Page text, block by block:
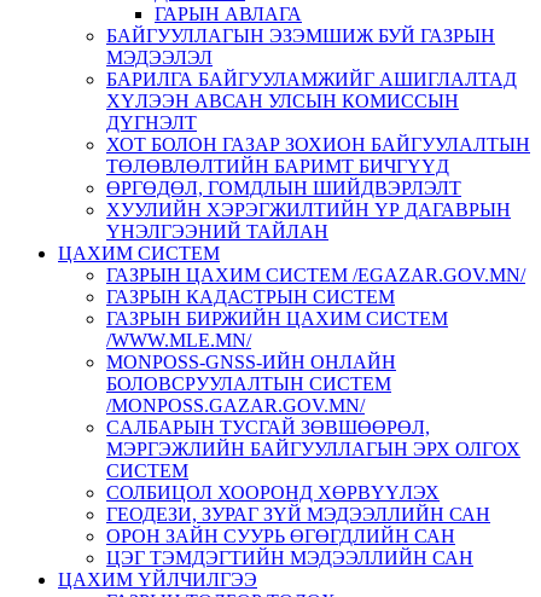
ГАРЫН АВЛАГА
БАЙГУУЛЛАГЫН ЭЗЭМШИЖ БУЙ ГАЗРЫН
МЭДЭЭЛЭЛ
БАРИЛГА БАЙГУУЛАМЖИЙГ АШИГЛАЛТАД
ХҮЛЭЭН АВСАН УЛСЫН КОМИССЫН
ДҮГНЭЛТ
ХОТ БОЛОН ГАЗАР ЗОХИОН БАЙГУУЛАЛТЫН
ТӨЛӨВЛӨЛТИЙН БАРИМТ БИЧГҮҮД
ӨРГӨДӨЛ, ГОМДЛЫН ШИЙДВЭРЛЭЛТ
ХУУЛИЙН ХЭРЭГЖИЛТИЙН ҮР ДАГАВРЫН
ҮНЭЛГЭЭНИЙ ТАЙЛАН
ЦАХИМ СИСТЕМ
ГАЗРЫН ЦАХИМ СИСТЕМ /EGAZAR.GOV.MN/
ГАЗРЫН КАДАСТРЫН СИСТЕМ
ГАЗРЫН БИРЖИЙН ЦАХИМ СИСТЕМ
/WWW.MLE.MN/
MONPOSS-GNSS-ИЙН ОНЛАЙН
БОЛОВСРУУЛАЛТЫН СИСТЕМ
/MONPOSS.GAZAR.GOV.MN/
CАЛБАРЫН ТУСГАЙ ЗӨВШӨӨРӨЛ,
МЭРГЭЖЛИЙН БАЙГУУЛЛАГЫН ЭРХ ОЛГОХ
СИСТЕМ
СОЛБИЦОЛ ХООРОНД ХӨРВҮҮЛЭХ
ГЕОДЕЗИ, ЗУРАГ ЗҮЙ МЭДЭЭЛЛИЙН САН
ОРОН ЗАЙН СУУРЬ ӨГӨГДЛИЙН САН
ЦЭГ ТЭМДЭГТИЙН МЭДЭЭЛЛИЙН САН
ЦАХИМ ҮЙЛЧИЛГЭЭ